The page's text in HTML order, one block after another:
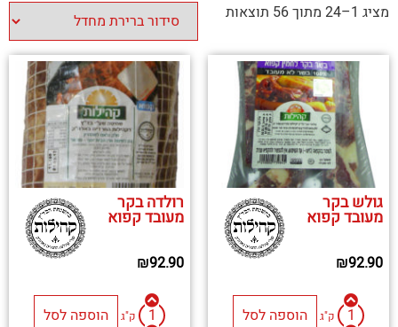
מציג 1–24 מתוך 56 תוצאות
גולש בקר
מעובד קפוא
₪92.90
ק"ג הוספה לסל
רולדה בקר
מעובד קפוא
₪92.90
ק"ג הוספה לסל